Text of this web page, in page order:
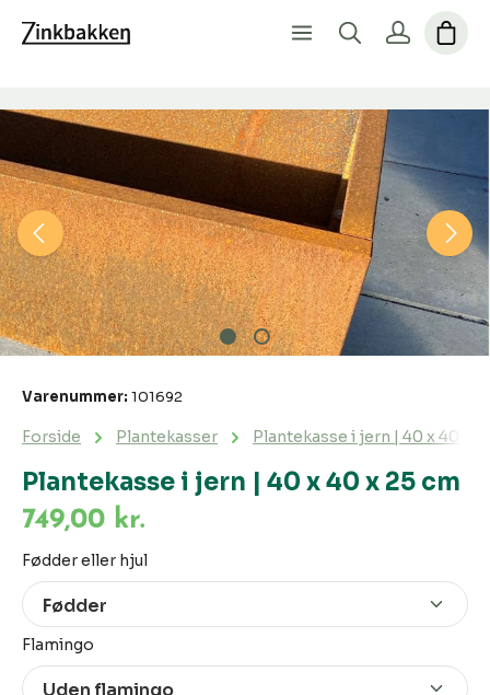
Spring over billedgalleri
Plantekasse i jern | 40 x 40 x 25 cm
Forside Plantekasser Plantekasse i jern | 40 x 40 x
Varenummer: 101692
749,00 kr.
Vælg
Fødder eller hjul
Vælg
Flamingo